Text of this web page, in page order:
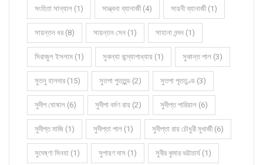
সংহিতা সান্যাল (1) সান্ত্বনা ব্যানার্জী (4) সায়নী ব্যানার্জী (1)
সায়ন্তন ধর (8) সায়ন্তন সেন (1) সাহানা নন্দন (1)
সিরাজুল ইসলাম (1) সুকন্যা বন্দ্যোপাধ্যায় (1) সুকান্ত পাল (3)
সুতনু হালদার (15) সুতপা পুততুন্ড (2) সুতপা পূততুণ্ড (3)
সুদীপ ঘোষাল (6) সুদীপা বর্মণ রায় (2) সুদীপ্ত পারিয়াল (6)
সুদীপ্ত মাজি (1) সুদীপ্তা পাল (1) সুদীপ্তা রায় চৌধুরী মুখার্জী (6)
সুদেষ্ণা সিনহা (1) সুপায়ণ দাস (1) সুবীর কুমার ভট্টাচার্য (1)